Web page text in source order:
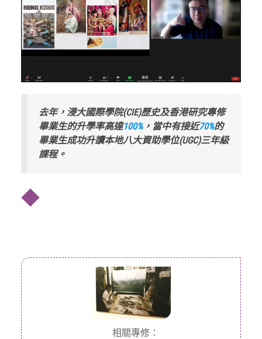
去年，浸大國際學院(CIE)歷史及香港研究專修
畢業生的升學率高達100%，當中有接近70%的
畢業生成功升讀本地八大資助學位(UGC)三年級
課程。
◆
相關專修：